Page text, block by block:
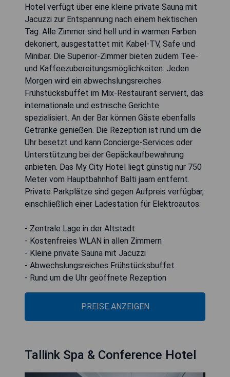
Hotel verfügt über eine kleine private Sauna mit
Jacuzzi zur Entspannung nach einem hektischen
Tag. Alle Zimmer sind hell und in warmen Farben
dekoriert, ausgestattet mit Kabel-TV, Safe und
Minibar. Die Superior-Zimmer bieten zudem Tee-
und Kaffeezubereitungsmöglichkeiten. Jeden
Morgen wird ein abwechslungsreiches
Frühstücksbuffet im Mix-Restaurant serviert, das
internationale und estnische Gerichte
spezialisiert. An der Bar können Gäste ebenfalls
Getränke genießen. Die Rezeption ist rund um die
Uhr besetzt und kann Concierge-Services oder
Unterstützung bei der Gepäckaufbewahrung
anbieten. Das My City Hotel liegt günstig nur 750
Meter vom Hauptbahnhof Balti jaam entfernt.
Private Parkplätze sind gegen Aufpreis verfügbar,
einschließlich einer Ladestation für Elektroautos.
- Zentrale Lage in der Altstadt
- Kostenfreies WLAN in allen Zimmern
- Kleine private Sauna mit Jacuzzi
- Abwechslungsreiches Frühstücksbuffet
- Rund um die Uhr geöffnete Rezeption
PREISE ANZEIGEN
Tallink Spa & Conference Hotel